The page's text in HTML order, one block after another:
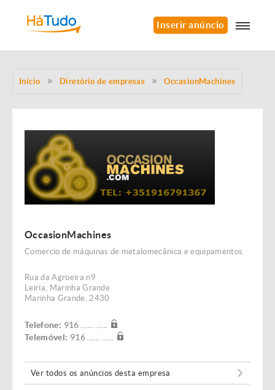
Inserir anúncio
Início Diretório de empresas OccasionMachines
OccasionMachines
Comercio de máquinas de metalomecânica e equipamentos
Rua da Agroeira n9
Leiria, Marinha Grande
Marinha Grande, 2430
Telefone: 916 ...... ......
Telemóvel: 916 ...... ......
Ver todos os anúncios desta empresa